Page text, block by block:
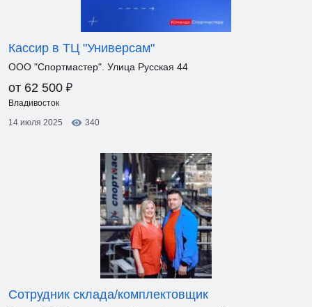
Кассир в ТЦ "Универсам"
ООО "Спортмастер". Улица Русская 44
от 62 500 ₽
Владивосток
14 июля 2025
340
Сотрудник склада/комплектовщик